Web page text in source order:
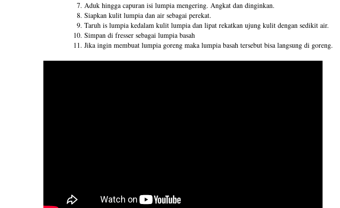
Aduk hingga capuran isi lumpia mengering. Angkat dan dinginkan.
Siapkan kulit lumpia dan air sebagai perekat.
Taruh is lumpia kedalam kulit lumpia dan lipat rekatkan ujung kulit dengan sedikit air.
Simpan di fresser sebagai lumpia basah
Jika ingin membuat lumpia goreng maka lumpia basah tersebut bisa langsung di goreng.